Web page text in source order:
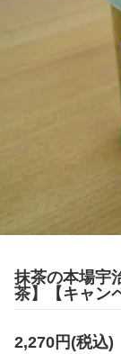
抹茶の本場宇
茶】【キャン
2,270円(税込)